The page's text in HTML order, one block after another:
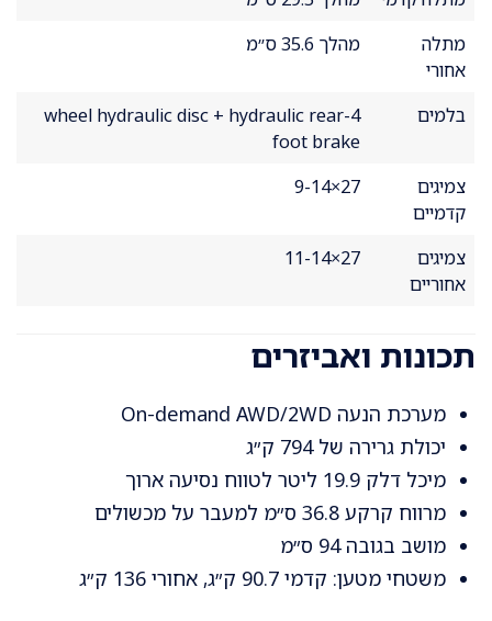
מתלה
אחורי
מהלך 35.6 ס״מ
בלמים
4-wheel hydraulic disc + hydraulic rear
foot brake
צמיגים
קדמיים
27×9-14
צמיגים
אחוריים
27×11-14
תכונות ואביזרים
מערכת הנעה On-demand AWD/2WD
יכולת גרירה של 794 ק״ג
מיכל דלק 19.9 ליטר לטווח נסיעה ארוך
מרווח קרקע 36.8 ס״מ למעבר על מכשולים
מושב בגובה 94 ס״מ
משטחי מטען: קדמי 90.7 ק״ג, אחורי 136 ק״ג